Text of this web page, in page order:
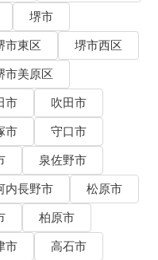
堺市
市東区
堺市西区
市美原区
市
吹田市
市
守口市
泉佐野市
内長野市
松原市
柏原市
市
高石市